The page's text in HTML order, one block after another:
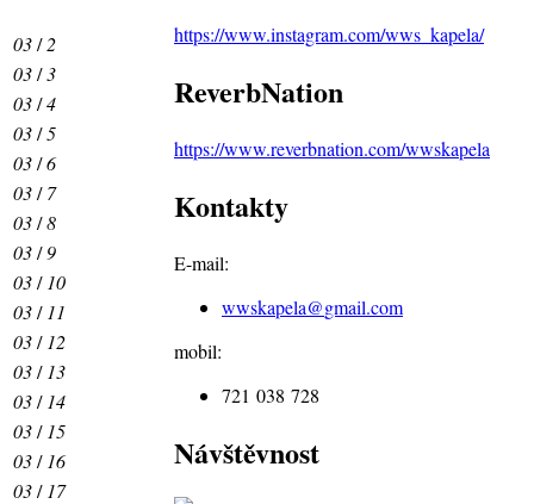
03/2
03/3
03/4
03/5
03/6
03/7
03/8
03/9
03/ 10
03/ 11
03/ 12
03/ 13
03/ 14
03/ 15
03/ 16
03/ 17
https://www.instagram.com/wws_kapela/
ReverbNation
https://www.reverbnation.com/wwskapela
Kontakty
E-mail:
wwskapela@gmail.com
mobil:
721 038 728
Návštěvnost